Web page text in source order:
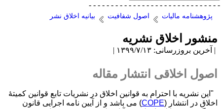
- - - - - - - - - - - - -
- - - - - - - - - - - - - - -
پژوهشنامه مالیات اصول شفافیت بیانیه اخلاق نشر
اخلاق نشریه
بروزرسانی: ۱۳۹۹/۷/۱۳ |
اخلاقی انتشار مقاله
"این نشریه با احترام به قوانین اخلاق در نشریات تابع قوانین کمیتۀ
در انتشار ( COPE) می باشد و از آیین نامه اجرایی قانون